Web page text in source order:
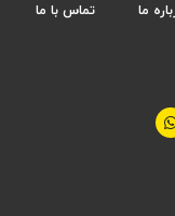
ما تماس با ما